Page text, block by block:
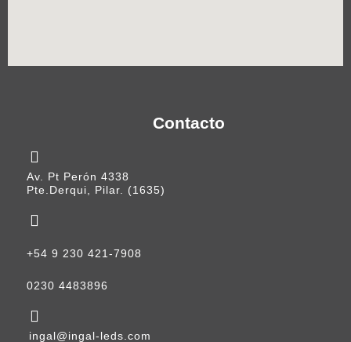
Contacto
Av. Pt Perón 4338
Pte.Derqui, Pilar. (1635)
+54 9 230 421-7908
0230 4483896
ingal@ingal-leds.com